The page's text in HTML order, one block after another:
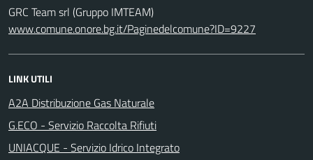
GRC Team srl (Gruppo IMTEAM)
www.comune.onore.bg.it/Paginedelcomune?ID=9227
LINK UTILI
A2A Distribuzione Gas Naturale
G.ECO - Servizio Raccolta Rifiuti
UNIACQUE - Servizio Idrico Integrato